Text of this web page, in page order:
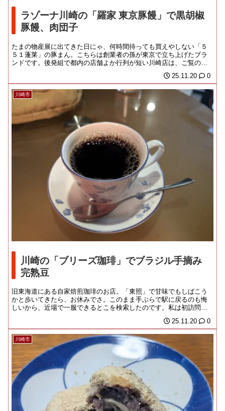
ラゾーナ川崎の「羅家 東京豚饅」で黒胡椒
豚饅、肉団子
たまの物産展に出てきた日にゃ、何時間待っても買えやしない「５
５１蓬莱」の豚まん。こちらは創業者の孫が東京で立ち上げたブラ
ンドです。後発組で都内の店舗よか行列が短い川崎店は、ご覧のよ
25.11.20 0
川崎市
川崎の「ブリーズ珈琲」でブラジル手摘み
完熟豆
旧東海道にある自家焙煎珈琲のお店。「東照」で甘味でもしばこう
かと歩いてきたら、お休みでさ。このまま手ぶらで駅に戻るのも悔
しいから、近場で一服できるとこを検索したのです。私は初訪問だ
25.11.20 0
川崎市